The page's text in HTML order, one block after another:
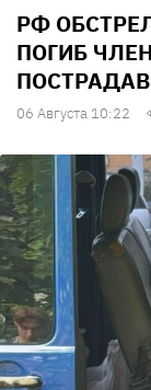
РФ
ПОГИБ
06 Августа 10:22